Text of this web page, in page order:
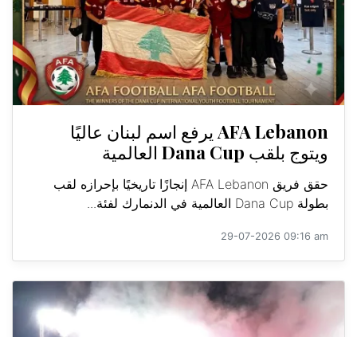
AFA Lebanon يرفع اسم لبنان عاليًا
ويتوج بلقب Dana Cup العالمية
حقق فريق AFA Lebanon إنجازًا تاريخيًا بإحرازه لقب
بطولة Dana Cup العالمية في الدنمارك لفئة...
29-07-2026 09:16 am